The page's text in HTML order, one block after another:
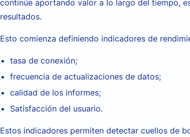
continúe aportando valor a lo largo del tiempo,
resultados.
Esto comienza definiendo indicadores de
tasa de conexión;
frecuencia de actualizaciones de datos;
calidad de los informes;
Satisfacción del usuario.
Estos indicadores permiten detectar cuellos de